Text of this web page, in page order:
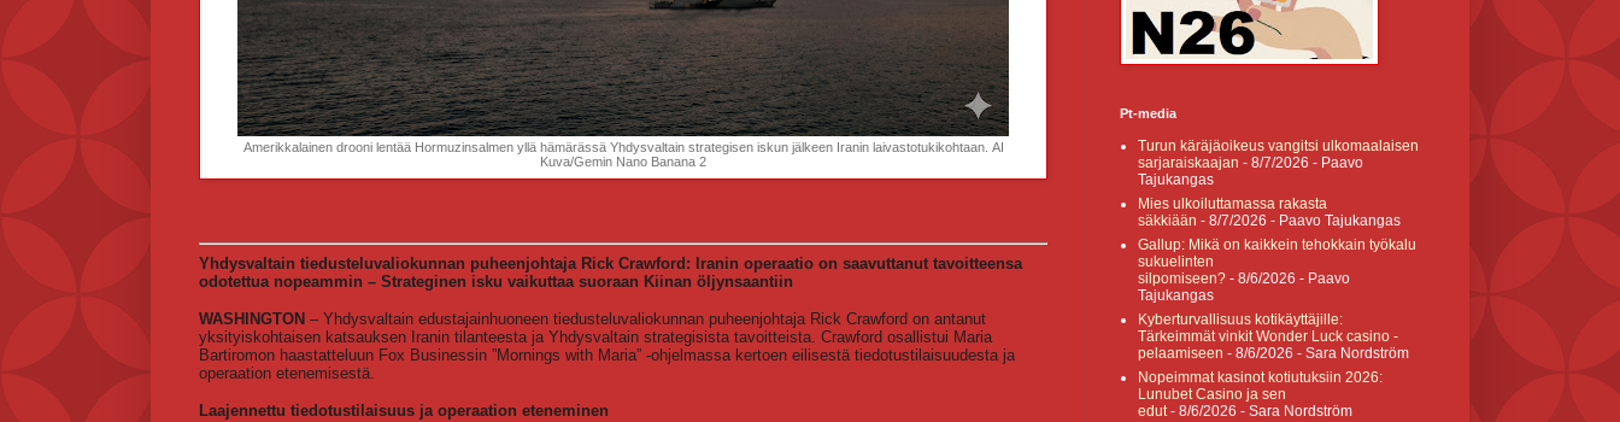
Amerikkalainen drooni lentää Hormuzinsalmen yllä hämärässä Yhdysvaltain strategisen iskun jälkeen Iranin laivastotukikohtaan. AI
Kuva/Gemin Nano Banana 2
Yhdysvaltain tiedusteluvaliokunnan puheenjohtaja Rick Crawford: Iranin operaatio on saavuttanut tavoitteensa
odotettua nopeammin – Strateginen isku vaikuttaa suoraan Kiinan öljynsaantiin
WASHINGTON – Yhdysvaltain edustajainhuoneen tiedusteluvaliokunnan puheenjohtaja Rick Crawford on antanut
yksityiskohtaisen katsauksen Iranin tilanteesta ja Yhdysvaltain strategisista tavoitteista. Crawford osallistui Maria
Bartiromon haastatteluun Fox Businessin ”Mornings with Maria” -ohjelmassa kertoen eilisestä tiedotustilaisuudesta ja
operaation etenemisestä.
Laajennettu tiedotustilaisuus ja operaation eteneminen
Pt-media
Turun käräjäoikeus vangitsi ulkomaalaisen
sarjaraiskaajan - 8/7/2026 - Paavo
Tajukangas
Mies ulkoiluttamassa rakasta
säkkiään - 8/7/2026 - Paavo Tajukangas
Gallup: Mikä on kaikkein tehokkain työkalu
sukuelinten
silpomiseen? - 8/6/2026 - Paavo
Tajukangas
Kyberturvallisuus kotikäyttäjille:
Tärkeimmät vinkit Wonder Luck casino -
pelaamiseen - 8/6/2026 - Sara Nordström
Nopeimmat kasinot kotiutuksiin 2026:
Lunubet Casino ja sen
edut- 8/6/2026 - Sara Nordström